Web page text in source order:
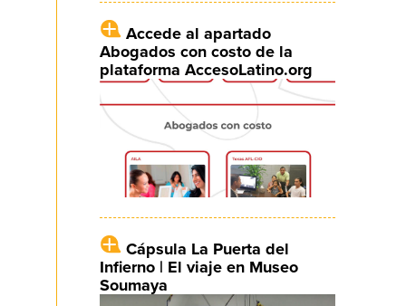
Accede al apartado
Abogados con costo de la
plataforma AccesoLatino.org
Cápsula La Puerta del
Infierno | El viaje en Museo
Soumaya